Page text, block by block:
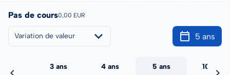
Pas de cours0,00 EUR
Variation de valeur 5 ans
3 ans 4 ans 5 ans 10 ans